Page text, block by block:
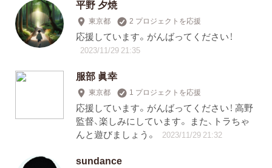
平野 夕焼
東京都 2 プロジェクトを応援
応援しています。がんばってください！
2023/11/29 21:35
服部 眞幸
東京都 1 プロジェクトを応援
応援しています。がんばってください！ 高野
監督、楽しみにしています。 また、トラちゃ
んと遊びましょう。
2023/11/29 21:32
sundance